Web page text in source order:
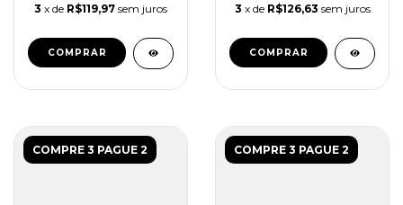
3 x de R$119,97 sem juros
COMPRAR
3 x de R$126,63 sem juros
COMPRAR
COMPRE 3 PAGUE 2 COMPRE 3 PAGUE 2